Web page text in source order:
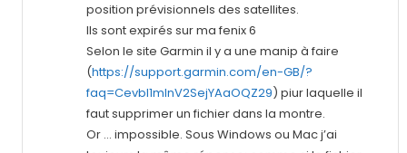
position prévisionnels des satellites.
Ils sont expirés sur ma fenix 6
Selon le site Garmin il y a une manip à faire
(https://support.garmin.com/en-GB/?
faq=CevbI1mlnV2SejYAaOQZ29) piur laquelle il
faut supprimer un fichier dans la montre.
Or … impossible. Sous Windows ou Mac j’ai